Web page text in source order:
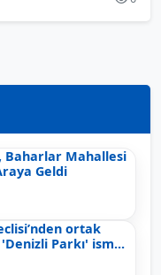
Baharlar Mahallesi
Geldi
ortak
Parkı' ism...